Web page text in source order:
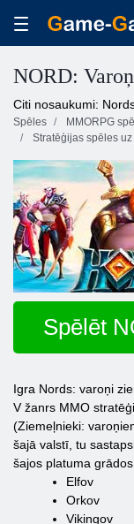
NORD:
Citi nosaukumi:
Spēles MMORPG
Stratēģijas spēles
Spēlēt
Igra Nords: varoņi
V žanrs MMO
(Ziemeļnieki:
šajā valstī, tu
šajos platuma
Elfov
Orkov
Vikingov